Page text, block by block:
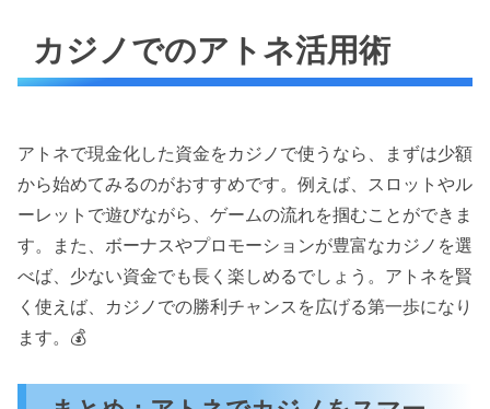
カジノでのアトネ活用術
アトネで現金化した資金をカジノで使うなら、まずは少額
から始めてみるのがおすすめです。例えば、スロットやル
ーレットで遊びながら、ゲームの流れを掴むことができま
す。また、ボーナスやプロモーションが豊富なカジノを選
べば、少ない資金でも長く楽しめるでしょう。アトネを賢
く使えば、カジノでの勝利チャンスを広げる第一歩になり
ます。💰